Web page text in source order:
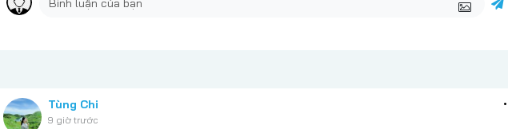
Tùng Chi
9 giờ trước